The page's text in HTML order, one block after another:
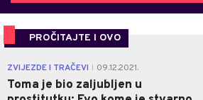
PROČITAJTE I OVO
ZVIJEZDE I TRAČEVI 09.12.2021.
Toma je bio zaljubljen u